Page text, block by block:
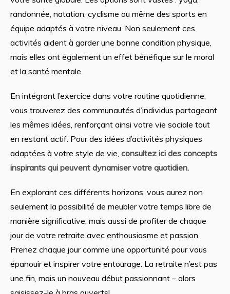
randonnée, natation, cyclisme ou même des sports en
équipe adaptés à votre niveau. Non seulement ces
activités aident à garder une bonne condition physique,
mais elles ont également un effet bénéfique sur le moral
et la santé mentale.
En intégrant l’exercice dans votre routine quotidienne,
vous trouverez des communautés d’individus partageant
les mêmes idées, renforçant ainsi votre vie sociale tout
en restant actif. Pour des idées d’activités physiques
adaptées à votre style de vie, consultez ici des concepts
inspirants qui peuvent dynamiser votre quotidien.
En explorant ces différents horizons, vous aurez non
seulement la possibilité de meubler votre temps libre de
manière significative, mais aussi de profiter de chaque
jour de votre retraite avec enthousiasme et passion.
Prenez chaque jour comme une opportunité pour vous
épanouir et inspirer votre entourage. La retraite n’est pas
une fin, mais un nouveau début passionnant – alors